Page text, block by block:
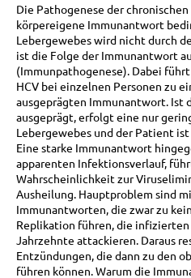
Die Pathogenese der
körpereigene Immunantwort
Lebergewebes wird nicht durch
ist die Folge der Immunantwort
(Immunpathogenese). Dabei
HCV bei einzelnen Personen zu
ausgeprägten Immunantwort. Ist
ausgeprägt, erfolgt eine nur
Lebergewebes und der Patient
Eine starke Immunantwort
apparenten Infektionsverlauf,
Wahrscheinlichkeit zur
Ausheilung. Hauptproblem sind
Immunantworten, die zwar zu
Replikation führen, die
Jahrzehnte attackieren. Daraus
Entzündungen, die dann zu den
führen können. Warum die